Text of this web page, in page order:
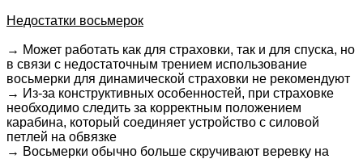
Недостатки восьмерок
→ Может работать как для страховки, так и для спуска, но
в связи с недостаточным трением использование
восьмерки для динамической страховки не рекомендуют
→ Из-за конструктивных особенностей, при страховке
необходимо следить за корректным положением
карабина, который соединяет устройство с силовой
петлей на обвязке
→ Восьмерки обычно больше скручивают веревку на